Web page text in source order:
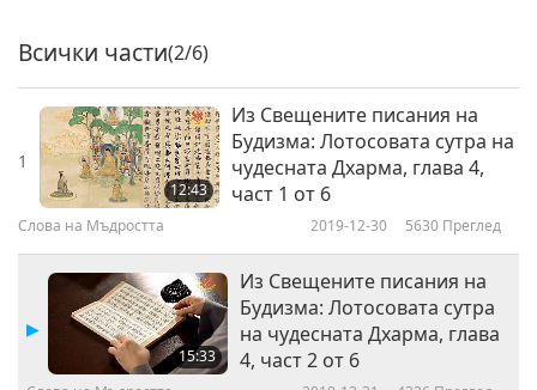
Всички части(2/6)
1
12:43
Из Свещените писания на
Будизма: Лотосовата сутра на
чудесната Дхарма, глава 4,
част 1 от 6
Слова на Мъдростта 2019-12-30 5630 Преглед
15:33
Из Свещените писания на
Будизма: Лотосовата сутра
на чудесната Дхарма, глава
4, част 2 от 6